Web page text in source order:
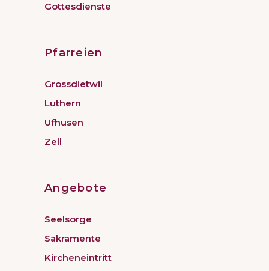
Gottesdienste
Pfarreien
Grossdietwil
Luthern
Ufhusen
Zell
Angebote
Seelsorge
Sakramente
Kircheneintritt